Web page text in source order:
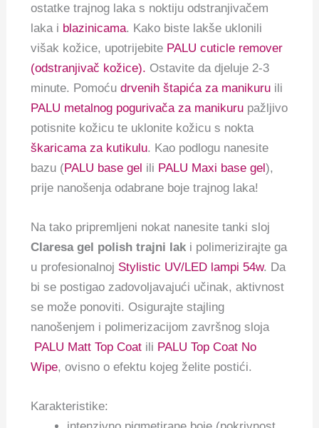
ostatke trajnog laka s noktiju odstranjivačem
laka i blazinicama. Kako biste lakše uklonili
višak kožice, upotrijebite PALU cuticle remover
(odstranjivač kožice). Ostavite da djeluje 2-3
minute. Pomoćudrvenih štapića za manikuru ili
PALU metalnog pogurivača za manikuru pažljivo
potisnite kožicu te uklonite kožicu s nokta
škaricama za kutikulu. Kao podlogu nanesite
bazu (PALU base gel ili PALU Maxi base gel),
prije nanošenja odabrane boje trajnog laka!
Na tako pripremljeni nokat nanesite tanki sloj
Claresa gel polish trajni lak i polimerizirajte ga
u profesionalnoj Stylistic UV/LED lampi 54w. Da
bi se postigao zadovoljavajući učinak, aktivnost
se može ponoviti. Osigurajte stajling
nanošenjem i polimerizacijom završnog sloja
PALU Matt Top Coat ili PALU Top Coat No
Wipe, ovisno o efektu kojeg želite postići.
Karakteristike: